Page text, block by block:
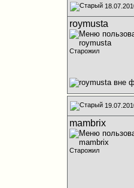
roymusta
Старожил
mambrix
Старожил